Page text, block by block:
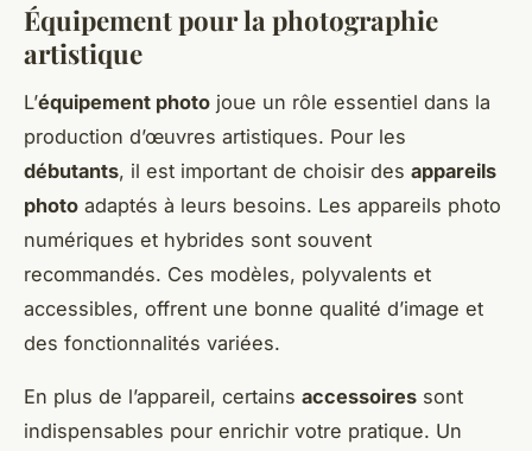
Équipement pour la photographie
artistique
L’équipement photo joue un rôle essentiel dans la
production d’œuvres artistiques. Pour les
débutants, il est important de choisir des appareils
photo adaptés à leurs besoins. Les appareils photo
numériques et hybrides sont souvent
recommandés. Ces modèles, polyvalents et
accessibles, offrent une bonne qualité d’image et
des fonctionnalités variées.
En plus de l’appareil, certains accessoires sont
indispensables pour enrichir votre pratique. Un